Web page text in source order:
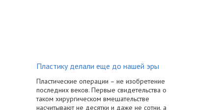
Пластику делали еще до нашей эры
Пластические операции – не изобретение
последних веков. Первые свидетельства о
таком хирургическом вмешательстве
насчитывают не десятки и даже не сотни, а